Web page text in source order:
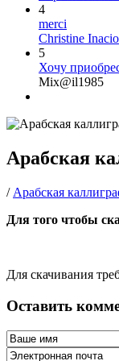
4
merci
Christine Inacio
5
Хочу
Mix@il1985
Арабская
/ Арабская
Для того чтобы
Для скачивания
Оставить